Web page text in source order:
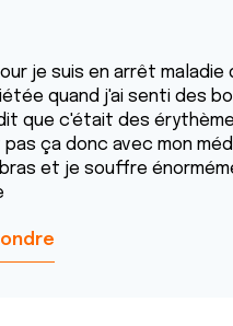
je suis en arrêt
quand j'ai senti des
que c'était des
ça donc avec mon
et je souffre